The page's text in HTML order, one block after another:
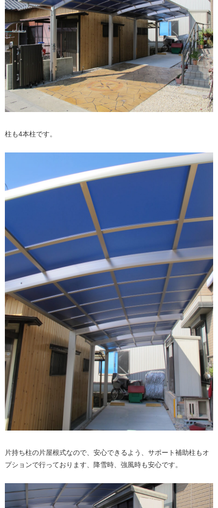
柱も4本柱です。
片持ち柱の片屋根式なので、安心できるよう、サポート補助柱もオ
プションで行っております、降雪時、強風時も安心です。